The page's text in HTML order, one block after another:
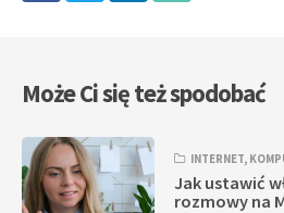
Może Ci się też spodobać
INTERNET,
Jak ustawić
rozmowy na